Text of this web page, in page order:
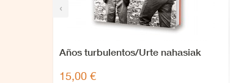
‹
Años turbulentos/Urte nahasiak
15,00 €